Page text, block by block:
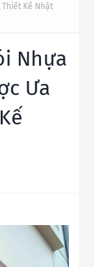
Kế Nhật
Nhựa
Ưa